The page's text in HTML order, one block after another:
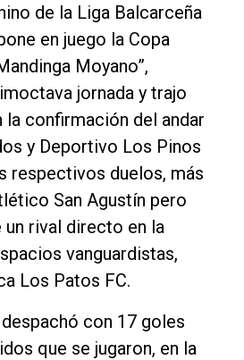
de la Liga Balcarceña
en juego la Copa
Moyano”,
jornada y trajo
la confirmación del andar
y Deportivo Los Pinos
respectivos duelos, más
San Agustín pero
un rival directo en la
vanguardistas,
Los Patos FC.
con 17 goles
que se jugaron, en la